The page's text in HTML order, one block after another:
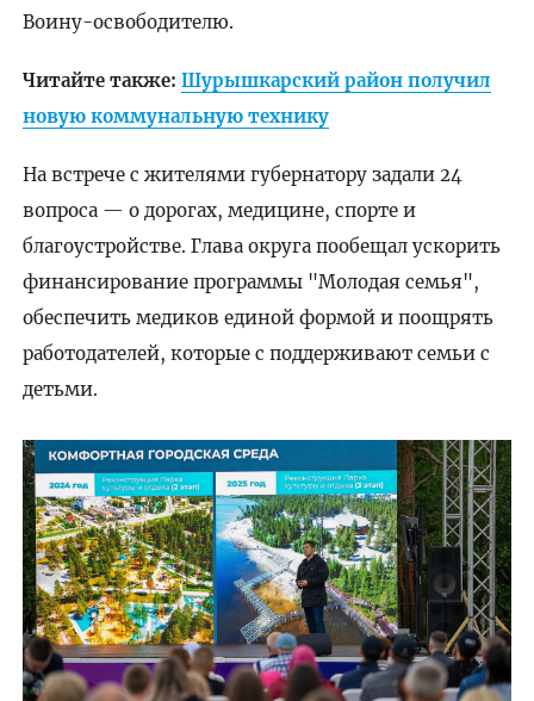
Воину-освободителю.
Читайте также: Шурышкарский район получил
новую коммунальную технику
На встрече с жителями губернатору задали 24
вопроса — о дорогах, медицине, спорте и
благоустройстве. Глава округа пообещал ускорить
финансирование программы "Молодая семья",
обеспечить медиков единой формой и поощрять
работодателей, которые с поддерживают семьи с
детьми.